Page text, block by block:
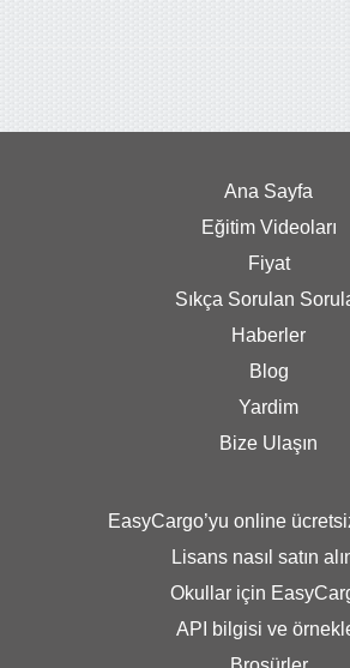
Ana Sayfa
Eğitim Videoları
Fiyat
Sıkça Sorulan
Haberler
Blog
Yardim
Bize Ulaşın
EasyCargo’yu online
Lisans nasıl satın
Okullar için
API bilgisi ve